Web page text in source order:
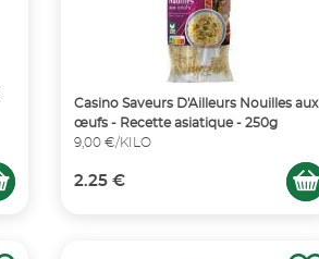
Casino Saveurs D'Ailleurs Nouilles aux
œufs - Recette asiatique - 250g
9,00 €/KILO
2.25 €